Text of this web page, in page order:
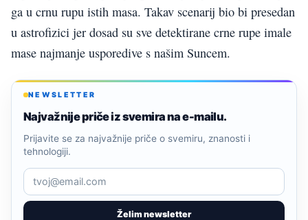
ga u crnu rupu istih masa. Takav scenarij bio bi presedan
u astrofizici jer dosad su sve detektirane crne rupe imale
mase najmanje usporedive s našim Suncem.
NEWSLETTER
Najvažnije priče iz svemira na e-mailu.
Želim newsletter
Prijavite se za najvažnije priče o svemiru, znanosti i
tehnologiji.